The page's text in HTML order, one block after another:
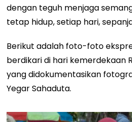
dengan teguh menjaga
tetap hidup, setiap hari,
Berikut adalah foto-foto
berdikari di hari kemerdekaan
yang didokumentasikan
Yegar Sahaduta.